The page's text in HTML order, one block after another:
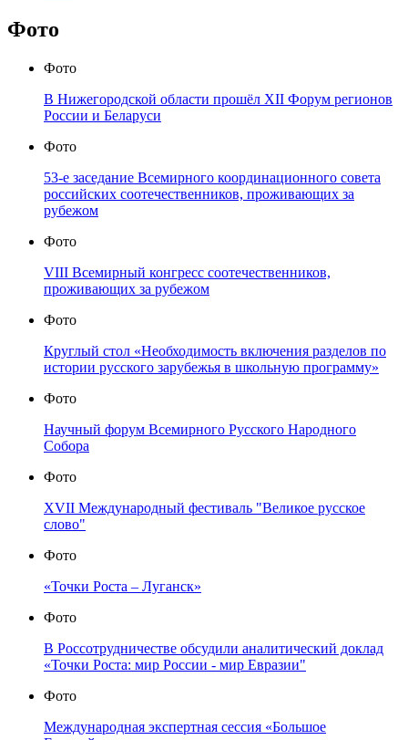
Фото
Фото
В Нижегородской области прошёл XII Форум регионов
России и Беларуси
Фото
53-е заседание Всемирного координационного совета
российских соотечественников, проживающих за
рубежом
Фото
VIII Всемирный конгресс соотечественников,
проживающих за рубежом
Фото
Круглый стол «Необходимость включения разделов по
истории русского зарубежья в школьную программу»
Фото
Научный форум Всемирного Русского Народного
Собора
Фото
XVII Международный фестиваль "Великое русское
слово"
Фото
«Точки Роста – Луганск»
Фото
В Россотрудничестве обсудили аналитический доклад
«Точки Роста: мир России - мир Евразии"
Фото
Международная экспертная сессия «Большое